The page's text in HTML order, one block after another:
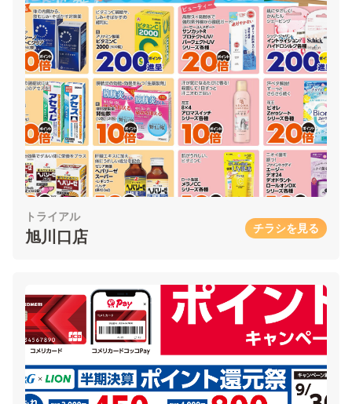
トライアル
旭川口店 チラシを見る